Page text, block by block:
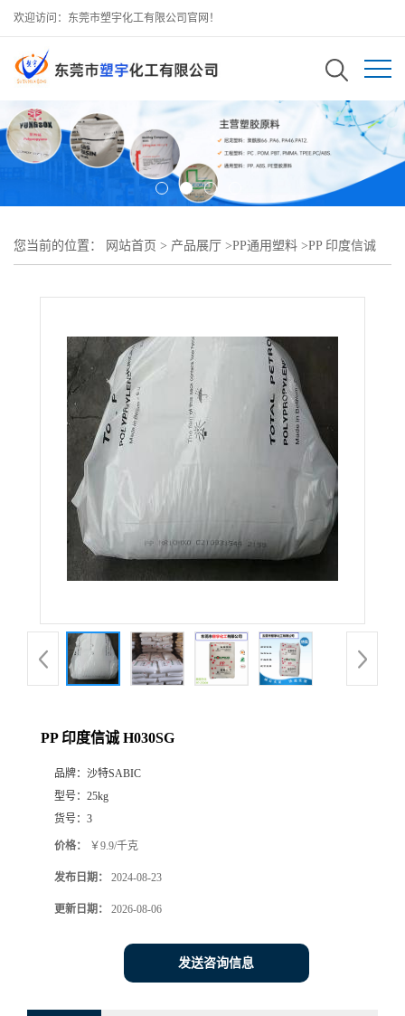
欢迎访问：东莞市塑宇化工有限公司官网！
您当前的位置： 网站首页 > 产品展厅 >PP通用塑料 >PP 印度信诚
PP 印度信诚 H030SG
品牌： 沙特SABIC
型号： 25kg
货号： 3
价格： ￥9.9/千克
发布日期： 2024-08-23
更新日期： 2026-08-06
发送咨询信息